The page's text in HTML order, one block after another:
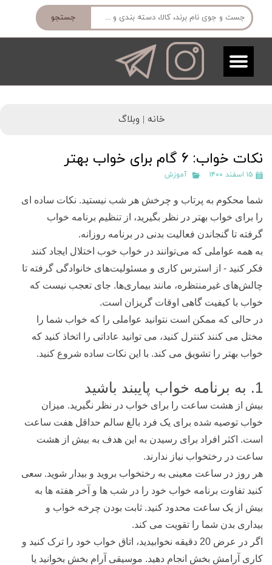
جستجو
خانه | وبلاگ
نکات خواب: 6 گام برای خواب بهتر
۱۵ اسفند ۱۴۰۰ آموزش
شما محکوم به پرتاب و چرخش هر شب نیستید. نکات ساده ای
را برای خواب بهتر در نظر بگیرید، از تنظیم برنامه خواب
گرفته تا گنجاندن فعالیت بدنی در برنامه روزانه.
به همه عواملی که می‌توانند در خواب خوب اختلال ایجاد کنند
فکر کنید - از استرس کاری و مسئولیت‌های خانوادگی گرفته تا
چالش‌های غیرمنتظره، مانند بیماری‌ها. جای تعجب نیست که
خواب با کیفیت گاهی اوقات گریزان است.
در حالی که ممکن است نتوانید عواملی را که خواب شما را
مختل می کنند کنترل کنید، می توانید عاداتی را اتخاذ کنید که
خواب بهتر را تشویق می کند. با این نکات ساده شروع کنید.
1. به برنامه خواب پایبند باشید
بیش از هشت ساعت را برای خواب در نظر نگیرید. میزان
خواب توصیه شده برای یک فرد بالغ سالم حداقل هفت ساعت
است. اکثر افراد برای رسیدن به این هدف به بیش از هشت
ساعت در رختخواب نیاز ندارند.
هر روز در ساعت معینی به رختخواب بروید و بیدار شوید. سعی
کنید تفاوت برنامه خواب خود را در شب ها و آخر هفته ها به
بیش از یک ساعت محدود کنید. ثابت بودن چرخه خواب و
بیداری بدن شما را تقویت می کند.
اگر در عرض 20 دقیقه نخوابیدید، اتاق خواب خود را ترک کنید و
کاری آرامش بخش انجام دهید. موسیقی آرام بخش بخوانید یا